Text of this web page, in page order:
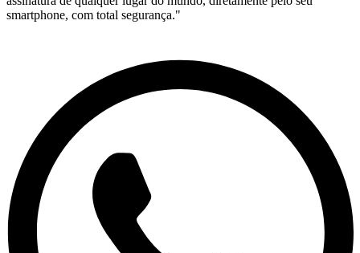
smartphone, com total segurança."